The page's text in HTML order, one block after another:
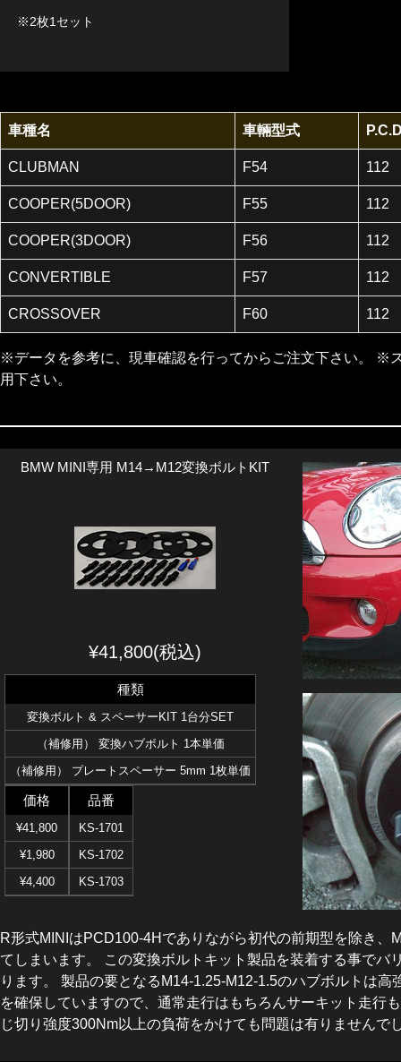
※2枚1セット
車種名 車輛型式
CLUBMAN F54 112
COOPER(5DOOR) F55 112
COOPER(3DOOR) F56 112
CONVERTIBLE F57 112
CROSSOVER F60 112
※データを参考に、現車確認を行ってからご注文下さい。 ※
用下さい。
BMW MINI専用 M14→M12変換ボルトKIT
¥41,800(税込)
種類
変換ボルト & スペーサーKIT 1台分SET
（補修用） 変換ハブボルト 1本単価
（補修用） プレートスペーサー 5mm 1枚単価
価格
¥41,800
¥1,980
¥4,400
品番
KS-1701
KS-1702
KS-1703
R形式MINIはPCD100-4Hでありながら初代の前期型を除き
てしまいます。 この変換ボルトキット製品を装着する事で
ります。 製品の要となるM14-1.25-M12-1.5のハブボルトは
を確保していますので、通常走行はもちろんサーキット走行
じ切り強度300Nm以上の負荷をかけても問題は有りませんで